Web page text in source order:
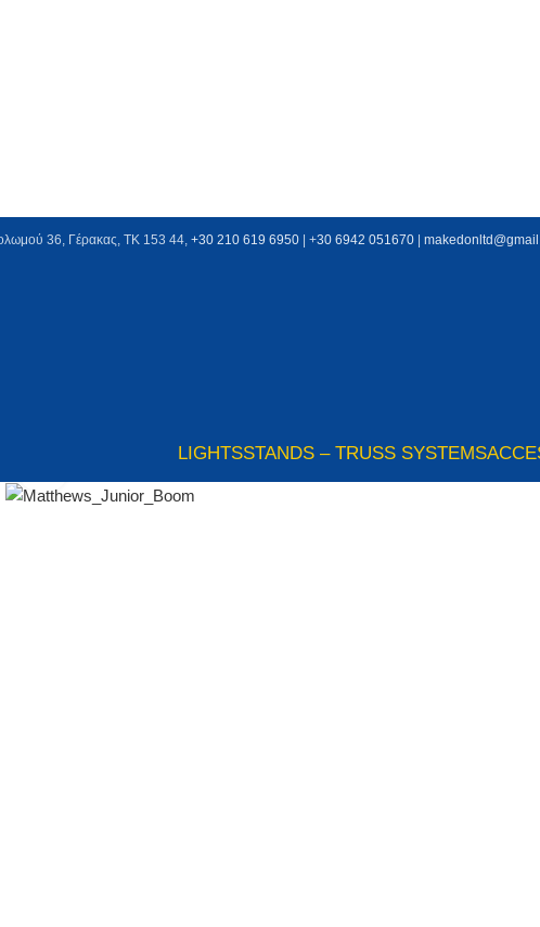
36, Γέρακας, ΤΚ 153 44, +30 210 619 6950 | +30 6942 051670
LIGHTSSTANDS – TRUSS SYSTEMS